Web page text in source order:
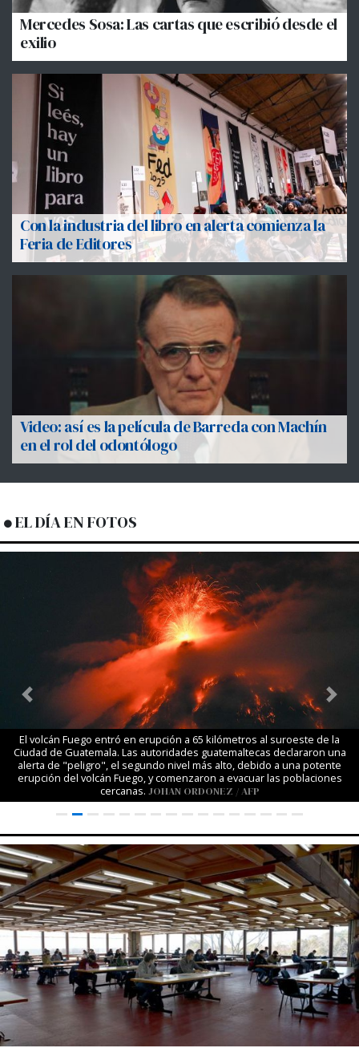
Con la industria del libro en alerta comienza la
Feria de Editores
Mercedes Sosa: Las cartas que escribió desde el
exilio
Video: así es la película de Barreda con Machín
en el rol del odontólogo
EL DÍA EN FOTOS
El volcán Fuego entró en erupción a 65 kilómetros al suroeste de la
Ciudad de Guatemala. Las autoridades guatemaltecas declararon una
alerta de "peligro", el segundo nivel más alto, debido a una potente
erupción del volcán Fuego, y comenzaron a evacuar las poblaciones
cercanas. JOHAN ORDONEZ / AFP
Previous Next